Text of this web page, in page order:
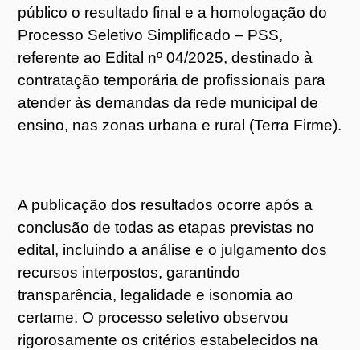
público o resultado final e a homologação do
Processo Seletivo Simplificado – PSS,
referente ao Edital nº 04/2025, destinado à
contratação temporária de profissionais para
atender às demandas da rede municipal de
ensino, nas zonas urbana e rural (Terra Firme).
A publicação dos resultados ocorre após a
conclusão de todas as etapas previstas no
edital, incluindo a análise e o julgamento dos
recursos interpostos, garantindo
transparência, legalidade e isonomia ao
certame. O processo seletivo observou
rigorosamente os critérios estabelecidos na